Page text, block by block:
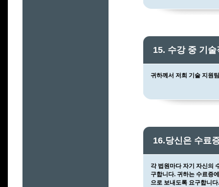
15. 수강 중 기
귀하께서 저희 기술 지원
16.당신은 수료
각 법원마다 자기 자신의
구합니다. 귀하는 수료증
으로 보내도록 요구합니